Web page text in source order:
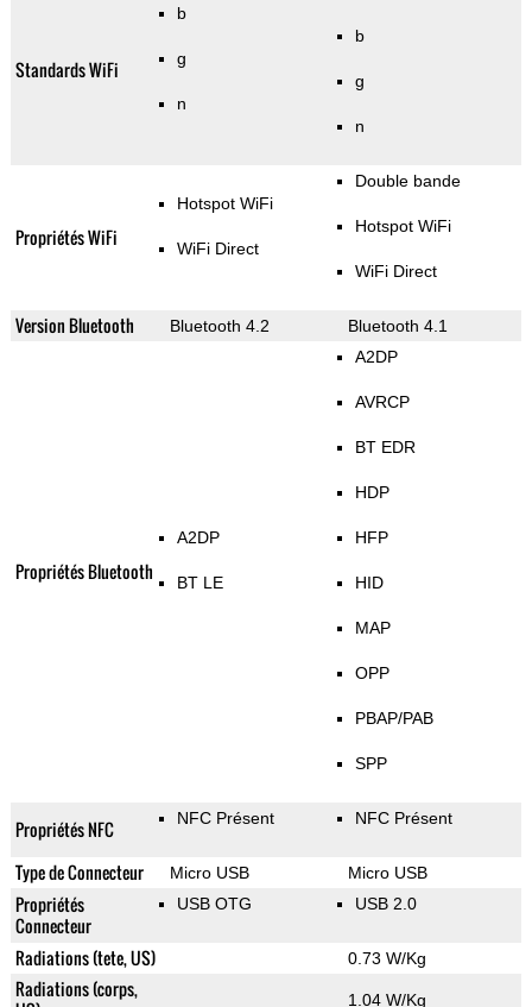
Standards WiFi
b
g
n
b
g
n
Propriétés WiFi
Hotspot WiFi
WiFi Direct
Double bande
Hotspot WiFi
WiFi Direct
Version Bluetooth Bluetooth 4.2 Bluetooth 4.1
Propriétés Bluetooth
A2DP
BT LE
A2DP
AVRCP
BT EDR
HDP
HFP
HID
MAP
OPP
PBAP/PAB
SPP
Propriétés NFC NFC Présent NFC Présent
Type de Connecteur Micro USB Micro USB
Propriétés
Connecteur
USB OTG USB 2.0
Radiations (tete, US) 0.73 W/Kg
Radiations (corps,
1.04 W/Kg